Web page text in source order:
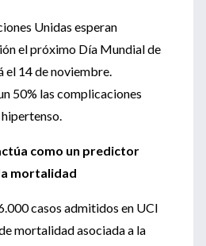
Unidas esperan
el próximo Día Mundial de
el 14 de noviembre.
50% las complicaciones
como un predictor
mortalidad
casos admitidos en UCI
mortalidad asociada a la